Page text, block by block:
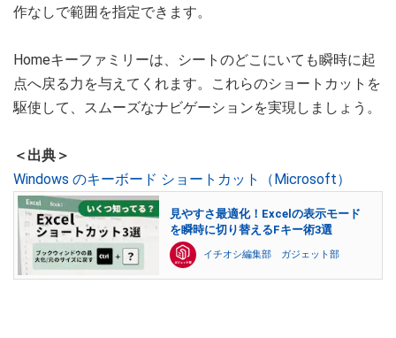
作なしで範囲を指定できます。
Homeキーファミリーは、シートのどこにいても瞬時に起
点へ戻る力を与えてくれます。これらのショートカットを
駆使して、スムーズなナビゲーションを実現しましょう。
＜出典＞
Windows のキーボード ショートカット（Microsoft）
見やすさ最適化！Excelの表示モード
を瞬時に切り替えるFキー術3選
イチオシ編集部 ガジェット部